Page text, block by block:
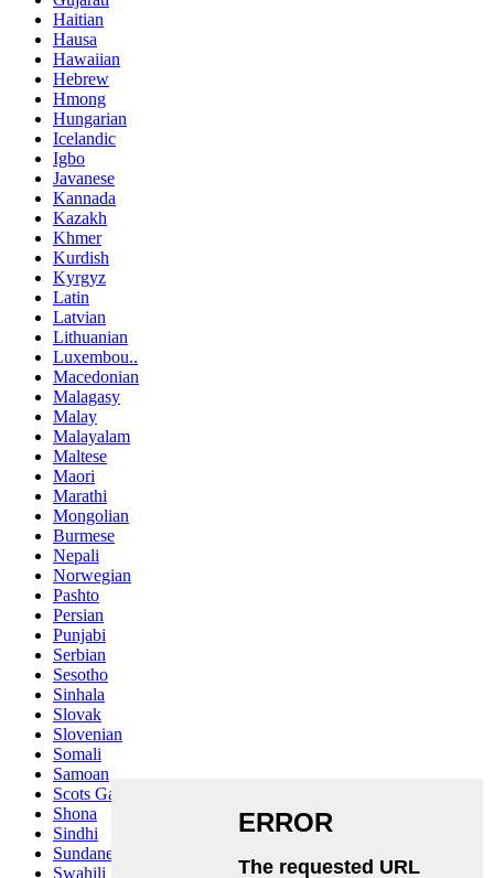
Haitian
Hausa
Hawaiian
Hebrew
Hmong
Hungarian
Icelandic
Igbo
Javanese
Kannada
Kazakh
Khmer
Kurdish
Kyrgyz
Latin
Latvian
Lithuanian
Luxembou..
Macedonian
Malagasy
Malay
Malayalam
Maltese
Maori
Marathi
Mongolian
Burmese
Nepali
Norwegian
Pashto
Persian
Punjabi
Serbian
Sesotho
Sinhala
Slovak
Slovenian
Somali
Samoan
Scots Gaelic
Shona
Sindhi
Sundanese
Swahili